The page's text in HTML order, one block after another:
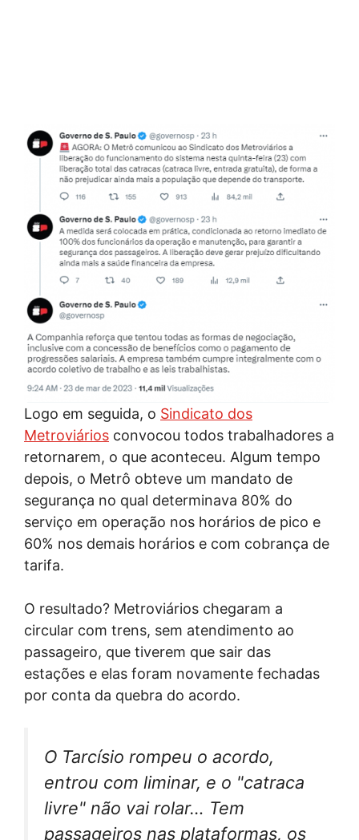
Logo em seguida, o Sindicato dos
Metroviários convocou todos trabalhadores a
retornarem, o que aconteceu. Algum tempo
depois, o Metrô obteve um mandato de
segurança no qual determinava 80% do
serviço em operação nos horários de pico e
60% nos demais horários e com cobrança de
tarifa.
O resultado? Metroviários chegaram a
circular com trens, sem atendimento ao
passageiro, que tiverem que sair das
estações e elas foram novamente fechadas
por conta da quebra do acordo.
O Tarcísio rompeu o acordo,
entrou com liminar, e o "catraca
livre" não vai rolar… Tem
passageiros nas plataformas, os